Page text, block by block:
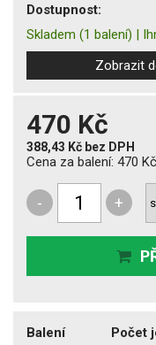
Dostupnost:
Skladem (1 balení) |
Zobrazit
470 Kč
388,43 Kč bez DPH
Cena za balení: 470 Kč
- +
Balení Počet